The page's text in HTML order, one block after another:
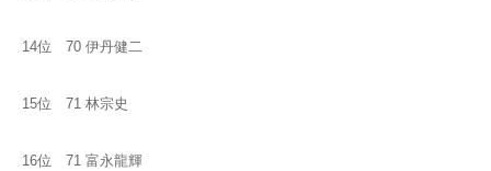
14位 70 伊丹健二
15位 71 林宗史
16位 71 富永龍輝